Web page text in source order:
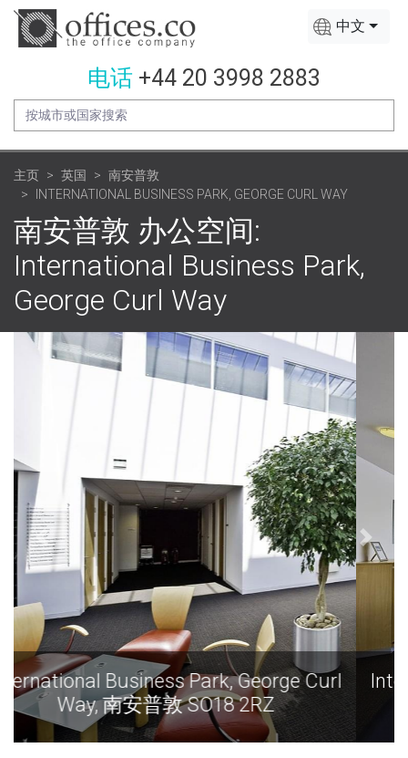
中文
电话 +44 20 3998 2883
主页 英国
南安普敦
INTERNATIONAL BUSINESS PARK, GEORGE CURL WAY
南安普敦 办公空间:
International Business Park,
George Curl Way
International Business Park, George Curl
Way, 南安普敦 SO18 2RZ